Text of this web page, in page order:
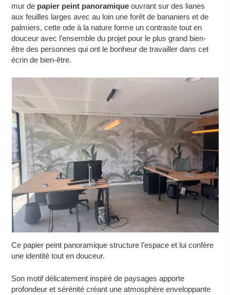
mur de papier peint panoramique ouvrant sur des lianes
aux feuilles larges avec au loin une forêt de bananiers et de
palmiers, cette ode à la nature forme un contraste tout en
douceur avec l’ensemble du projet pour le plus grand bien-
être des personnes qui ont le bonheur de travailler dans cet
écrin de bien-être.
Ce papier peint panoramique structure l’espace et lui confère
une identité tout en douceur.
Son motif délicatement inspiré de paysages apporte
profondeur et sérénité créant une atmosphère enveloppante